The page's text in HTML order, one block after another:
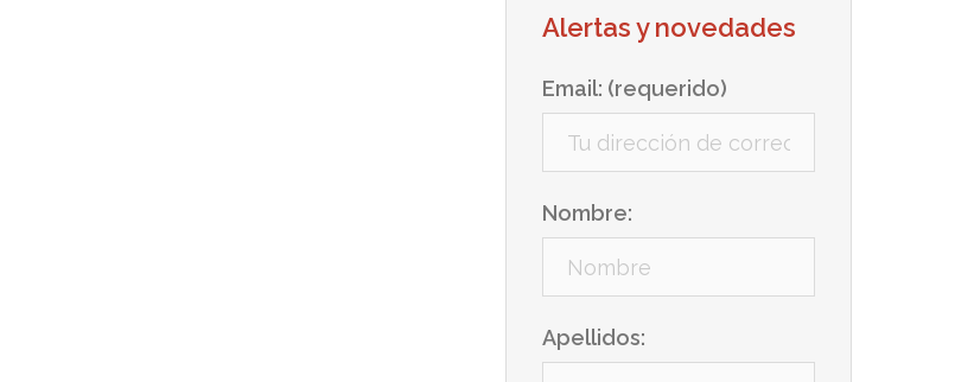
Alertas y novedades
Email: (requerido)
Nombre:
Apellidos: